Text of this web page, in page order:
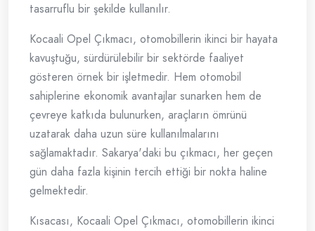
tasarruflu bir şekilde kullanılır.
Kocaali Opel Çıkmacı, otomobillerin ikinci bir hayata
kavuştuğu, sürdürülebilir bir sektörde faaliyet
gösteren örnek bir işletmedir. Hem otomobil
sahiplerine ekonomik avantajlar sunarken hem de
çevreye katkıda bulunurken, araçların ömrünü
uzatarak daha uzun süre kullanılmalarını
sağlamaktadır. Sakarya'daki bu çıkmacı, her geçen
gün daha fazla kişinin tercih ettiği bir nokta haline
gelmektedir.
Kısacası, Kocaali Opel Çıkmacı, otomobillerin ikinci